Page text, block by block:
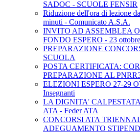
SADOC - SCUOLE FENSIR
Riduzione dell'ora di lezione
minuti - Comunicato A.S.A.
INVITO AD ASSEMBLEA
FONDO ESPERO - 23
PREPARAZIONE
SCUOLA
POSTA CERTIFICATA:
PREPARAZIONE AL
ELEZIONI ESPERO 27-29
Insegnanti
LA DIGNITA'
ATA - Feder ATA
CONCORSI ATA
ADEGUAMENTO